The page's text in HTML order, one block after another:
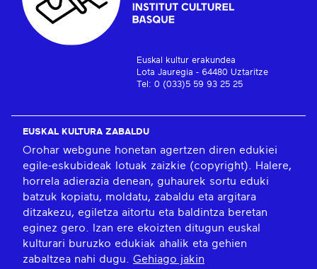
Euskal kultur erakundea
Lota Jauregia - 64480 Uztaritze
Tel: 0 (033)5 59 93 25 25
EUSKAL KULTURA ZABALDU
Orohar webgune honetan agertzen diren edukiei
egile-eskubideak lotuak zaizkie (copyright). Halere,
horrela adierazia denean, guhaurek sortu eduki
batzuk kopiatu, moldatu, zabaldu eta argitara
ditzakezu, egiletza aitortu eta baldintza beretan
eginez gero. Izan ere ekoizten ditugun euskal
kulturari buruzko edukiak ahalik eta gehien
zabaltzea nahi dugu. Gehiago jakin